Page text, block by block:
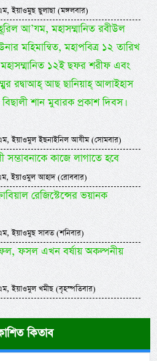
ছুলাছা (মঙ্গলবার)
আ’যম, মহাসম্মানিত রবীউল
মহিমান্বিত, মহাপবিত্র ১২ তারিখ
১২ই ছফর শরীফ এবং
রদ্বাআহ্ আছ ছানিয়াহ্ আলাইহাস
শান মুবারক প্রকাশ দিবস।
ইয়াওমুল ইছনাইনিল আযীম (সোমবার)
সম্ভাবনাকে কাজে লাগাতে হবে
ইয়াওমুল আহাদ (রোববার)
রেজিস্টেন্সের ভয়ানক
ইয়াওমুছ সাবত (শনিবার)
ফল, ফসল এখন বর্ষায় অকল্পনীয়
ইয়াওমুল খমীছ (বৃহস্পতিবার)
কিতাব